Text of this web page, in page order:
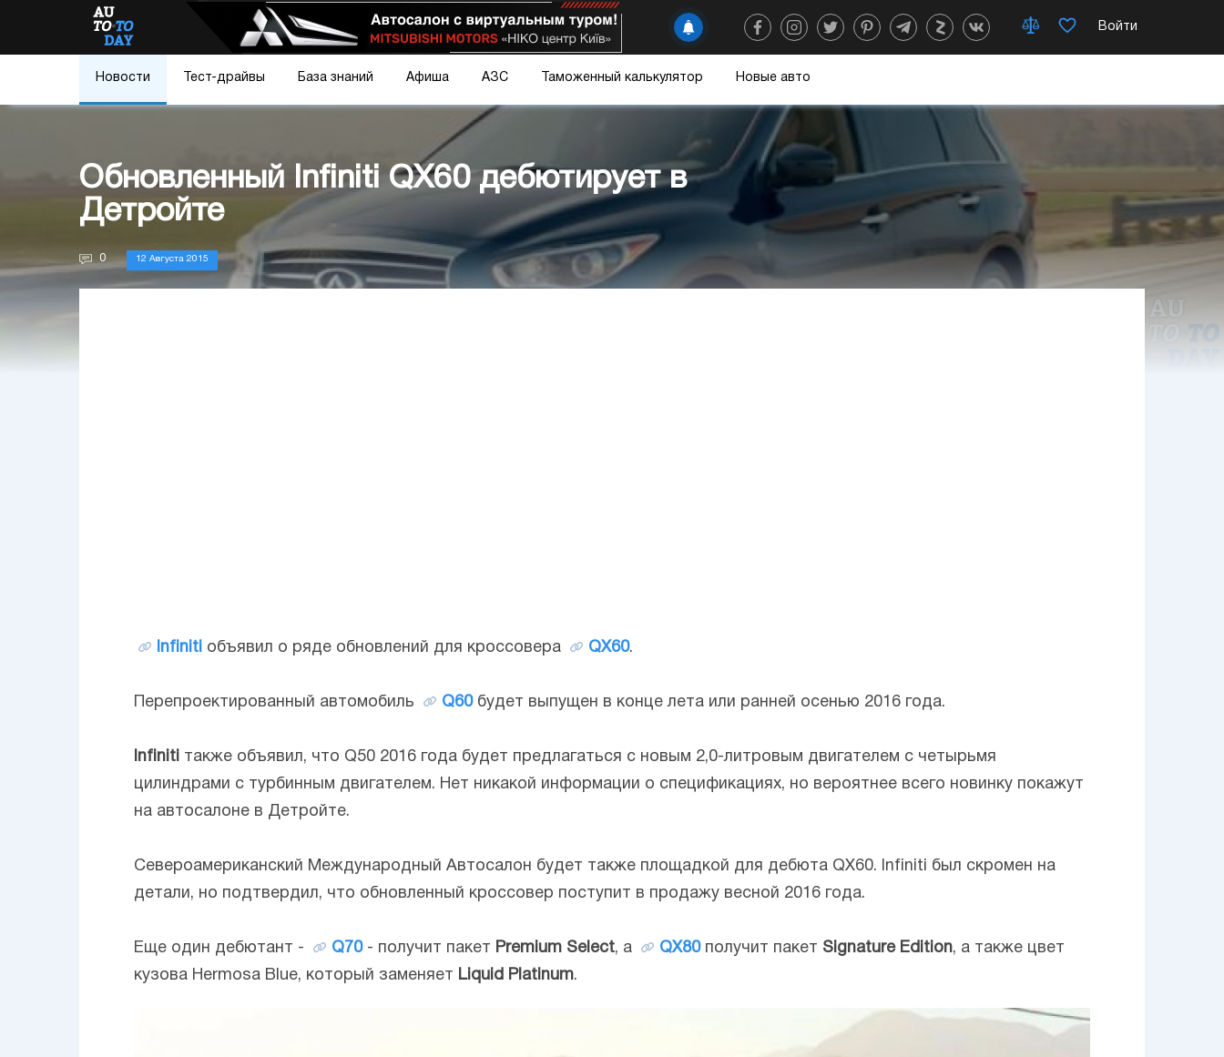
Войти
Новости Тест-драйвы База знаний Афиша АЗС Таможенный калькулятор Новые авто
Обновленный Infiniti QX60 дебютирует в
Детройте
0 12 Августа 2015
Infiniti объявил о ряде обновлений для кроссовера QX60.
Перепроектированный автомобиль Q60 будет выпущен в конце лета или ранней осенью 2016 года.
Infiniti также объявил, что Q50 2016 года будет предлагаться с новым 2,0-литровым двигателем с четырьмя
цилиндрами с турбинным двигателем. Нет никакой информации о спецификациях, но вероятнее всего новинку покажут
на автосалоне в Детройте.
Североамериканский Международный Автосалон будет также площадкой для дебюта QX60. Infiniti был скромен на
детали, но подтвердил, что обновленный кроссовер поступит в продажу весной 2016 года.
Еще один дебютант - Q70 - получит пакет Premium Select, а QX80получит пакет Signature Edition, а также цвет
кузова Hermosa Blue, который заменяет Liquid Platinum.